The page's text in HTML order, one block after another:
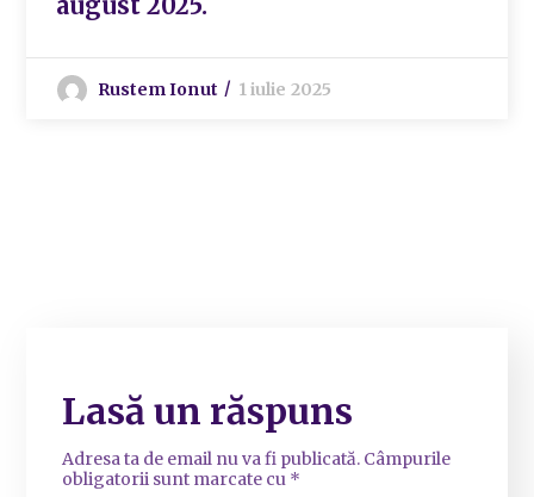
Rustem Ionut 1 iulie 2025
Lasă un răspuns
Adresa ta de email nu va fi publicată. Câmpurile
obligatorii sunt marcate cu *